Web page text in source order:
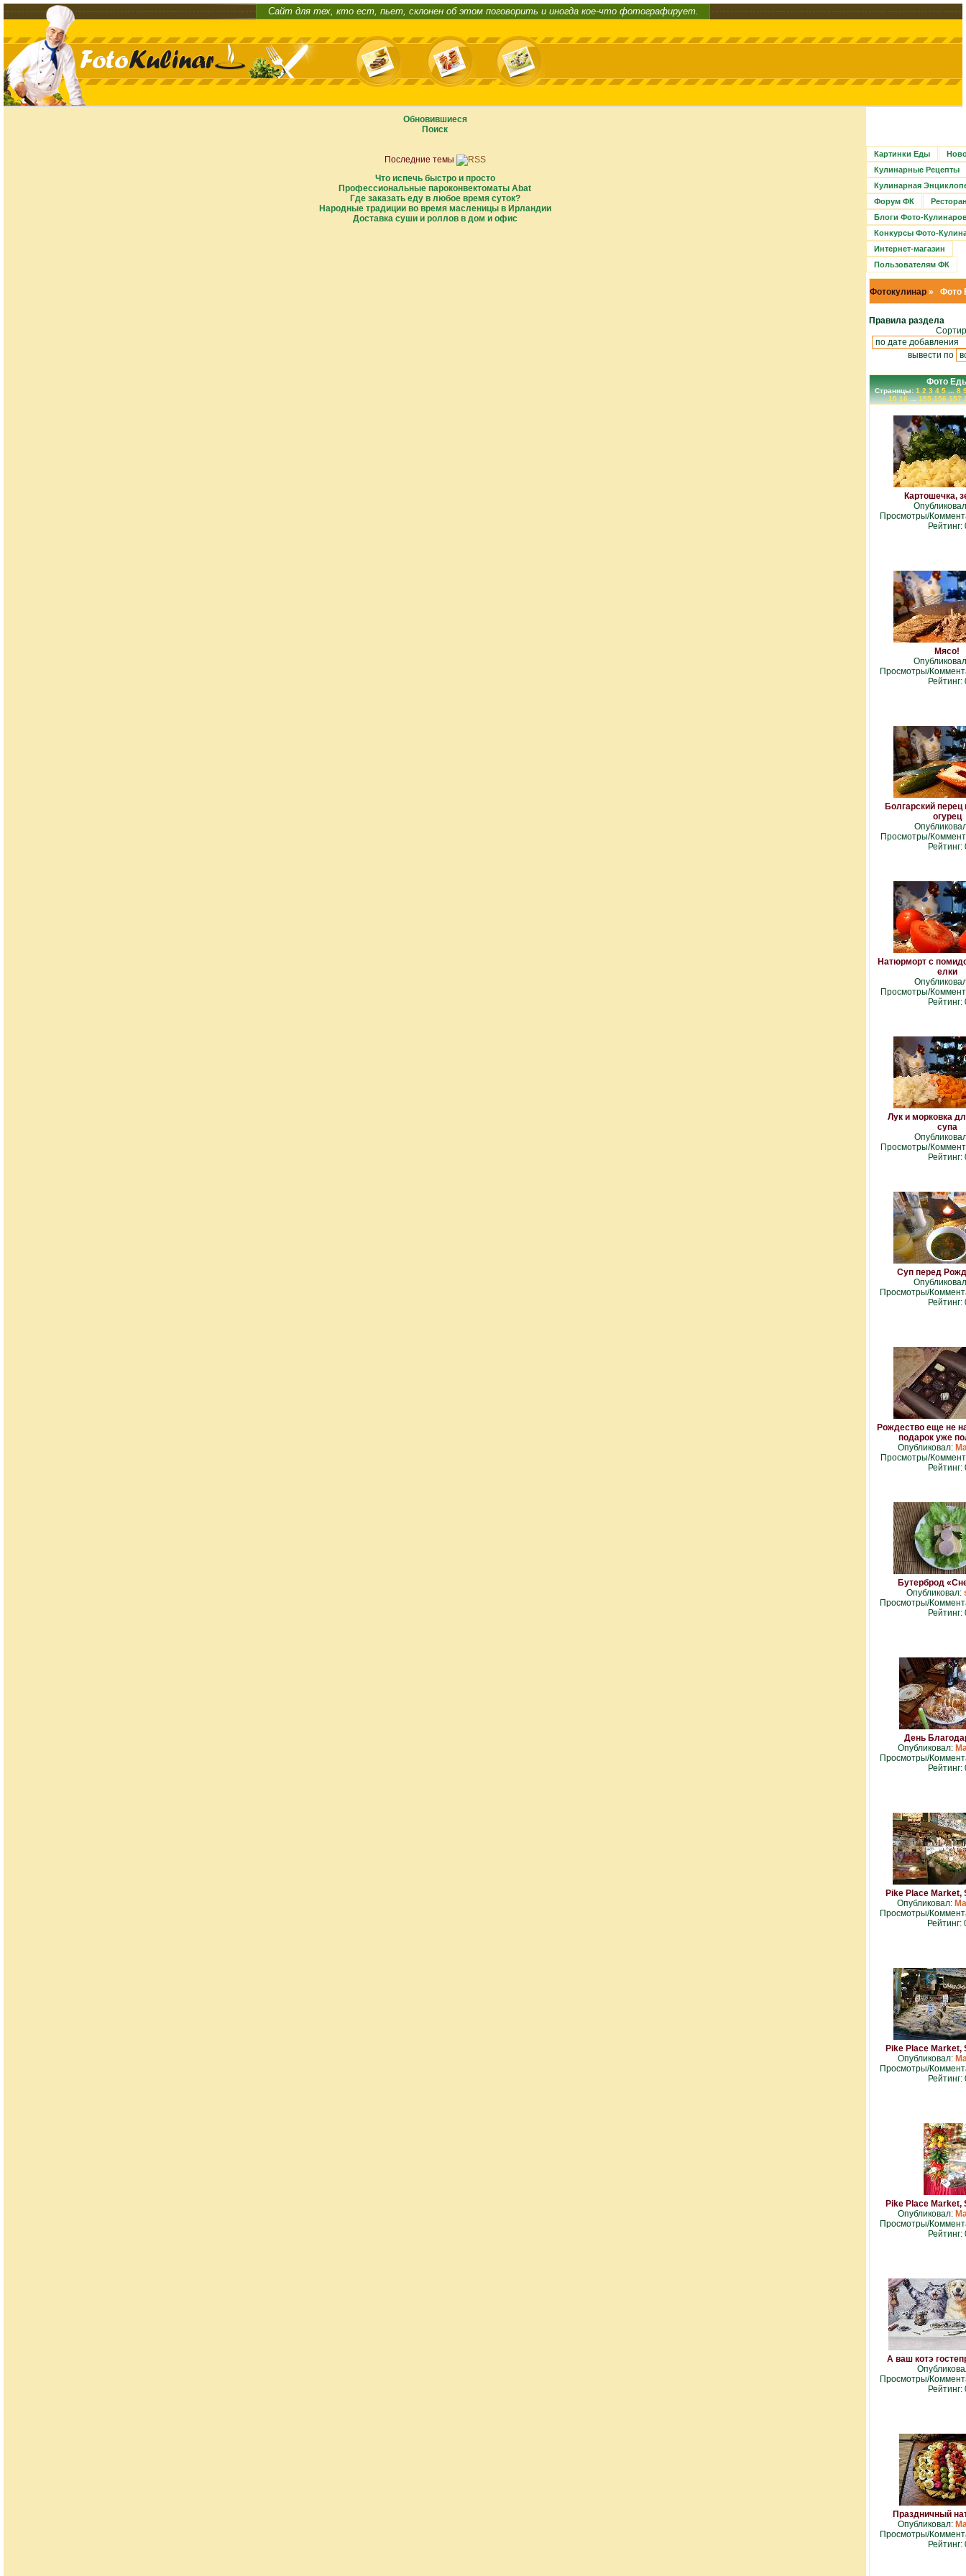
Сайт для тех, кто ест, пьет, склонен об этом поговорить и иногда кое-что фотографирует.
Обновившиеся
Поиск
Последние темы
Что испечь быстро и просто
Профессиональные пароконвектоматы Abat
Где заказать еду в любое время суток?
Народные традиции во время масленицы в Ирландии
Доставка суши и роллов в дом и офис
Картинки Еды
Кулинарные Рецепты
Кулинарная
Форум ФК
Блоги Фото-
Конкурсы Фото-
Интернет-магазин
Пользователям ФК
Фотокулинар » Фото
Правила раздела
вывести по
Фото
Страницы:1 2 3 4 5...8
15 16...155 156 157
Картошечка,
Просмотры/
Рейтинг:
Мясо!
Просмотры/
Рейтинг:
Болгарский
огурец
Просмотры/
Рейтинг:
Натюрморт с
елки
Просмотры/
Рейтинг:
Лук и морковка
супа
Просмотры/
Рейтинг:
Суп перед
Просмотры/
Рейтинг:
Рождество еще не
подарок уже
Опубликовал:
Просмотры/
Рейтинг:
Бутерброд
Опубликовал:
Просмотры/
Рейтинг:
День
Опубликовал:
Просмотры/
Рейтинг:
Pike Place Market,
Опубликовал:
Просмотры/
Рейтинг:
Pike Place Market,
Опубликовал:
Просмотры/
Рейтинг:
Pike Place Market,
Опубликовал:
Просмотры/
Рейтинг:
А ваш котэ
Просмотры/
Рейтинг:
Праздничный
Опубликовал:
Просмотры/
Рейтинг: